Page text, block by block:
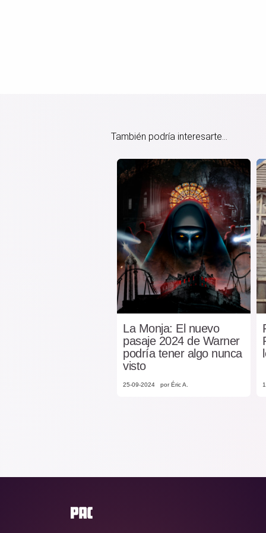
También podría interesarte...
La Monja: El nuevo
pasaje 2024 de Warner
podría tener algo nunca
visto
25-09-2024 por Éric A.